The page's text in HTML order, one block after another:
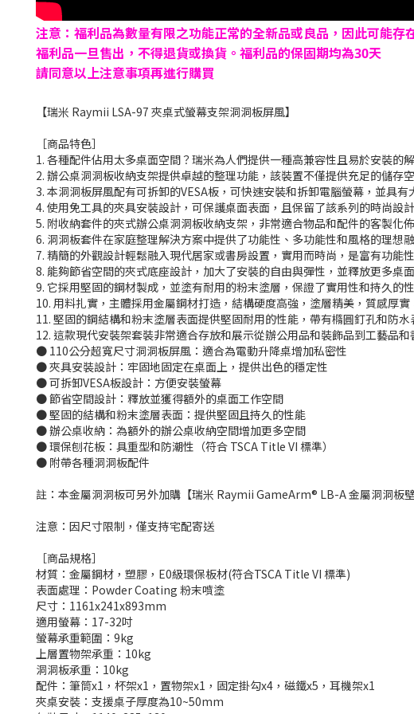
注意：福利品為數量有限之功能正常的全新品或良品，因此可能
福利品一旦售出，不得退貨或換貨。福利品的保固期均為30天
請同意以上注意事項再進行購買
【瑞米 Raymii LSA-97 夾桌式螢幕支架洞洞板屏風】
［商品特色］
1. 各種配件佔用太多桌面空間？瑞米為人們提供一種高兼容性且易於安裝的
2. 辦公桌洞洞板收納支架提供卓越的整理功能，該裝置不僅提供充足的儲存
3. 本洞洞板屏風配有可拆卸的VESA板，可快速安裝和拆卸電腦螢幕，並具
4. 使用免工具的夾具安裝設計，可保護桌面表面，且保留了該系列的時尚設
5. 附收納套件的夾式辦公桌洞洞板收納支架，非常適合物品和配件的客製化
6. 洞洞板套件在家庭整理解決方案中提供了功能性、多功能性和風格的理想
7. 精簡的外觀設計輕鬆融入現代居家或書房設置，實用而時尚，是富有功能
8. 能夠節省空間的夾式底座設計，加大了安裝的自由與彈性，並釋放更多桌
9. 它採用堅固的鋼材製成，並塗有耐用的粉末塗層，保證了實用性和持久的
10. 用料扎實，主體採用金屬鋼材打造，結構硬度高強，塗層精美，質感厚實
11. 堅固的鋼結構和粉末塗層表面提供堅固耐用的性能，帶有橢圓釘孔和防
12. 這款現代安裝架套裝非常適合存放和展示從辦公用品和裝飾品到工藝品
● 110公分超寬尺寸洞洞板屏風：適合為電動升降桌增加私密性
● 夾具安裝設計：牢固地固定在桌面上，提供出色的穩定性
● 可拆卸VESA板設計：方便安裝螢幕
● 節省空間設計：釋放並獲得額外的桌面工作空間
● 堅固的結構和粉末塗層表面：提供堅固且持久的性能
● 辦公桌收納：為額外的辦公桌收納空間增加更多空間
● 環保刨花板：具重型和防潮性（符合 TSCA Title VI 標準）
● 附帶各種洞洞板配件
註：本金屬洞洞板可另外加購【瑞米 Raymii GameArm® LB-A 金屬洞洞板
注意：因尺寸限制，僅支持宅配寄送
［商品規格］
材質：金屬鋼材，塑膠，E0級環保板材(符合TSCA Title VI 標準)
表面處理：Powder Coating 粉末噴塗
尺寸：1161x241x893mm
適用螢幕：17-32吋
螢幕承重範圍：9kg
上層置物架承重：10kg
洞洞板承重：10kg
配件：筆筒x1，杯架x1，置物架x1，固定掛勾x4，磁鐵x5，耳機架x1
夾桌安裝：支援桌子厚度為10~50mm